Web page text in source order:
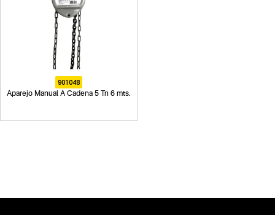
901048
Aparejo Manual A Cadena 5 Tn 6 mts.